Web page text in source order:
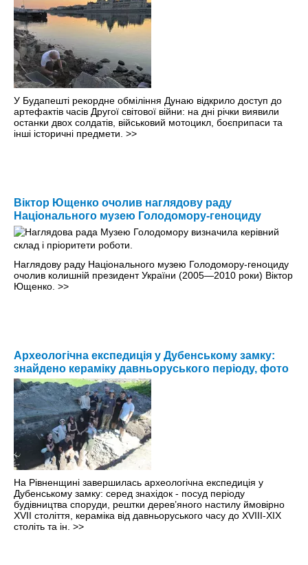
У Будапешті рекордне обміління Дунаю відкрило доступ до
артефактів часів Другої світової війни: на дні річки виявили
останки двох солдатів, військовий мотоцикл, боєприпаси та
інші історичні предмети. >>
Віктор Ющенко очолив наглядову раду
Національного музею Голодомору-геноциду
Наглядову раду Національного музею Голодомору-геноциду
очолив колишній президент України (2005—2010 роки) Віктор
Ющенко. >>
Археологічна експедиція у Дубенському замку:
знайдено кераміку давньоруського періоду, фото
На Рівненщині завершилась археологічна експедиція у
Дубенському замку: серед знахідок - посуд періоду
будівництва споруди, рештки дерев’яного настилу ймовірно
ХVІІ століття, кераміка від давньоруського часу до ХVІІІ-ХІХ
століть та ін. >>